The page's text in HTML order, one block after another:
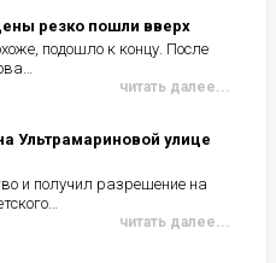
резко пошли вверх
подошло к концу. После
читать далее...
Ультрамариновой улице
и получил разрешение на
читать далее...